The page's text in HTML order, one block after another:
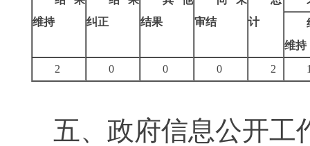
维持
纠正
结果
审结
计
维持
2
0 0 0 2
五、政府信息公开工